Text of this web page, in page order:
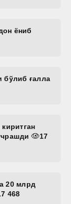
ёниб
бўлиб ғалла
17
20 млрд
468